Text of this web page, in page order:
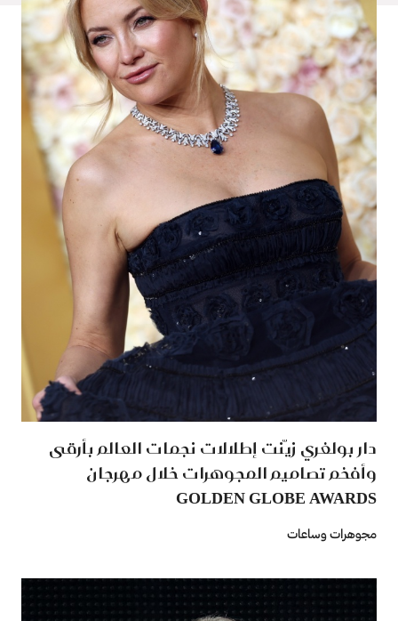
دار بولغري زيّنت إطلالات نجمات العالم بأرقى
وأفخم تصاميم المجوهرات خلال مهرجان
GOLDEN GLOBE AWARDS
مجوهرات وساعات